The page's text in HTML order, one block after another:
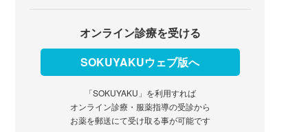
オンライン診療を受ける
SOKUYAKUウェブ版へ
「SOKUYAKU」を利用すれば
オンライン診療・服薬指導の受診から
お薬を郵送にて受け取る事が可能です